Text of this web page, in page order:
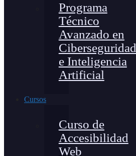
Programa
Técnico
Avanzado en
Ciberseguridad
e Inteligencia
Artificial
Cursos
Curso de
Accesibilidad
Web